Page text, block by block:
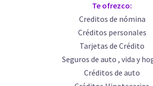
Te ofrezco:
Creditos de nómina
Créditos personales
Tarjetas de Crédito
Seguros de auto , vida y
Créditos de auto